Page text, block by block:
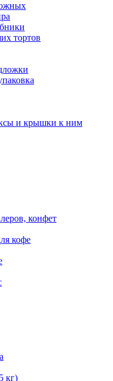
тортов
и крышки к ним
конфет
кофе
кг)